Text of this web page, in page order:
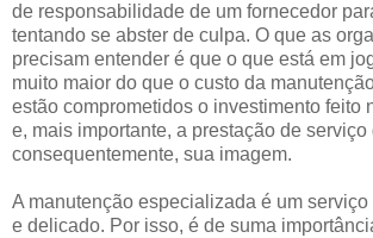
de responsabilidade de um fornecedor
tentando se abster de culpa. O que as
precisam entender é que o que está em
muito maior do que o custo da
estão comprometidos o investimento feito
e, mais importante, a prestação de serviço
consequentemente, sua imagem.
A manutenção especializada é um
e delicado. Por isso, é de suma